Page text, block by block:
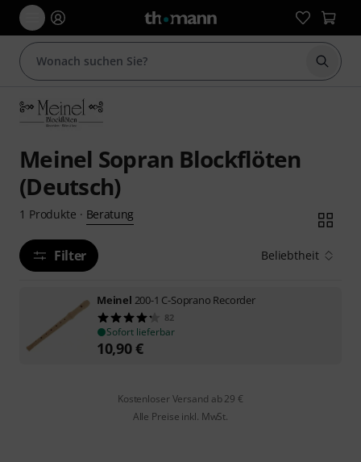
Suche
Meinel Sopran Blockflöten
(Deutsch)
1 Produkte · Beratung
Filter Beliebtheit
Meinel 200-1 C-Soprano Recorder
82
Sofort lieferbar
10,90€
Kostenloser Versand ab 29 €
Alle Preise inkl. MwSt.